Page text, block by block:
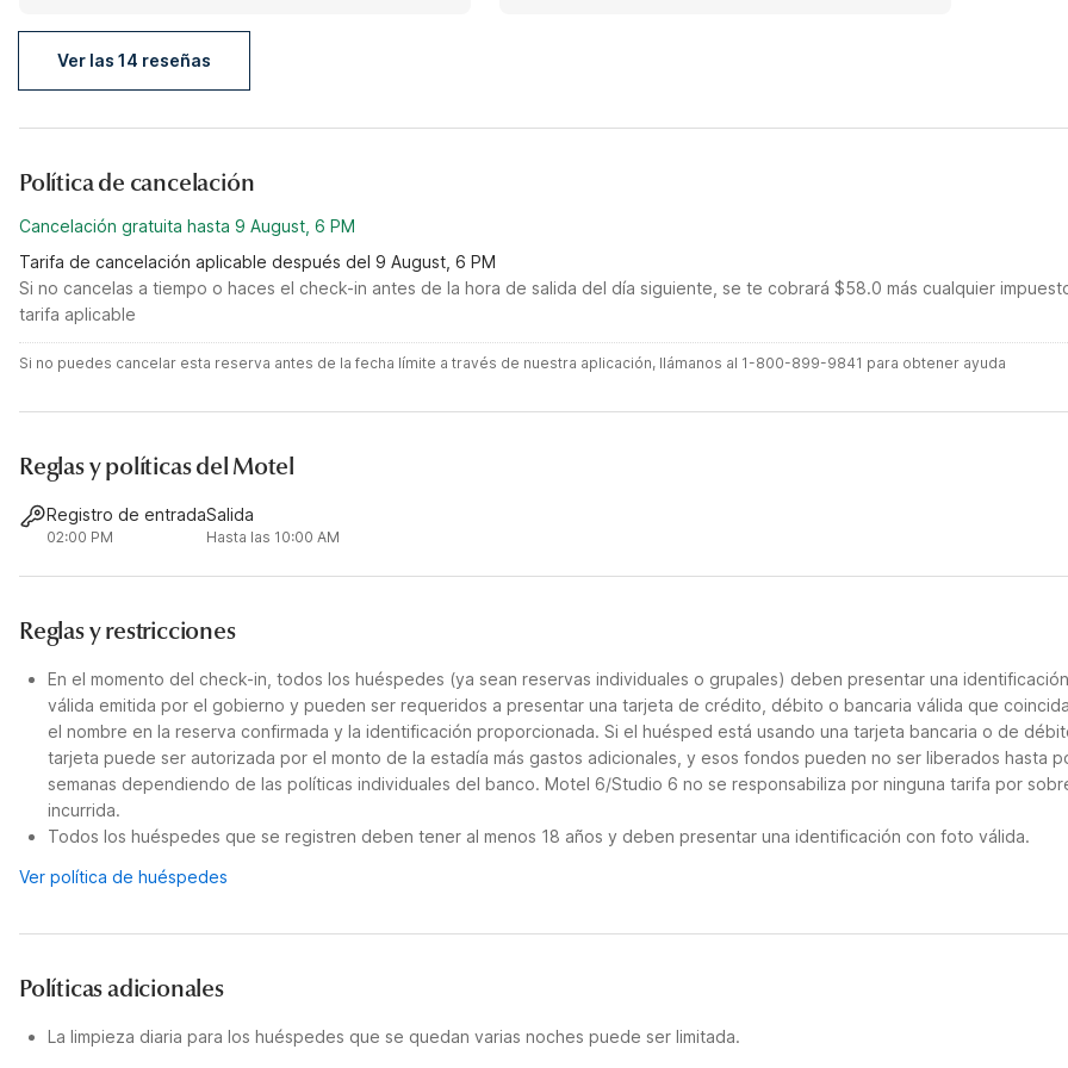
Ver las 14 reseñas
Política de cancelación
Cancelación gratuita hasta 9 August, 6 PM
Tarifa de cancelación aplicable después del 9 August, 6 PM
Si no cancelas a tiempo o haces el check-in antes de la hora de salida del día siguiente, se te cobrará $58.0 más cualquier
tarifa aplicable
Si no puedes cancelar esta reserva antes de la fecha límite a través de nuestra aplicación, llámanos al 1-800-899-9841 para obtener ayuda
Reglas y políticas del Motel
Registro de entrada
02:00 PM
Salida
Hasta las 10:00 AM
Reglas y restricciones
En el momento del check-in, todos los huéspedes (ya sean reservas individuales o grupales) deben presentar una identificación
válida emitida por el gobierno y pueden ser requeridos a presentar una tarjeta de crédito, débito o bancaria válida que
el nombre en la reserva confirmada y la identificación proporcionada. Si el huésped está usando una tarjeta bancaria o de
tarjeta puede ser autorizada por el monto de la estadía más gastos adicionales, y esos fondos pueden no ser liberados hasta
semanas dependiendo de las políticas individuales del banco. Motel 6/Studio 6 no se responsabiliza por ninguna tarifa por
incurrida.
Todos los huéspedes que se registren deben tener al menos 18 años y deben presentar una identificación con foto válida.
Ver política de huéspedes
Políticas adicionales
La limpieza diaria para los huéspedes que se quedan varias noches puede ser limitada.